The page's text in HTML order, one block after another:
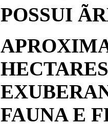
POSSUI
FAUNA E